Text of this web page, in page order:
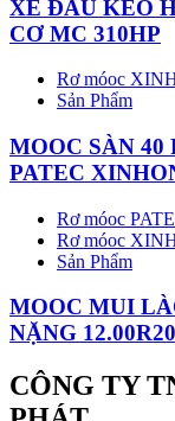
XE ĐẦU KÉO
CƠ MC 310HP
Rơ móoc
Sản Phẩm
MOOC SÀN 40
PATEC
Rơ móoc
Rơ móoc
Sản Phẩm
MOOC MUI
NẶNG 12.00R20
CÔNG TY